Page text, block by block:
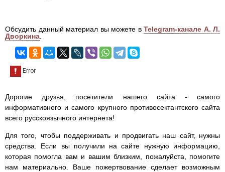
Обсудить данный материал вы можете в Telegram-канале А. Л.
Дворкина
Дорогие друзья, посетители нашего сайта - самого
информативного и самого крупного противосектантского сайта
всего русскоязычного интернета!
Для того, чтобы поддерживать и продвигать наш сайт, нужны
средства. Если вы получили на сайте нужную информацию,
которая помогла вам и вашим близким, пожалуйста, помогите
нам материально. Ваше пожертвование сделает возможным